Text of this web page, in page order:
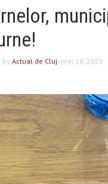
by Actual de Cluj- mai 18, 2025